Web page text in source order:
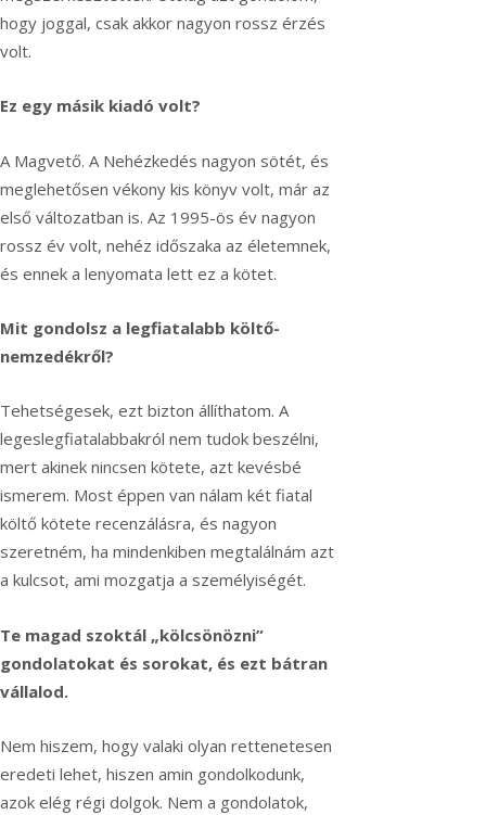
hogy joggal, csak akkor nagyon rossz érzés
volt.
Ez egy másik kiadó volt?
A Magvető. A Nehézkedés nagyon sötét, és
meglehetősen vékony kis könyv volt, már az
első változatban is. Az 1995-ös év nagyon
rossz év volt, nehéz időszaka az életemnek,
és ennek a lenyomata lett ez a kötet.
Mit gondolsz a legfiatalabb költő-
nemzedékről?
Tehetségesek, ezt bizton állíthatom. A
legeslegfiatalabbakról nem tudok beszélni,
mert akinek nincsen kötete, azt kevésbé
ismerem. Most éppen van nálam két fiatal
költő kötete recenzálásra, és nagyon
szeretném, ha mindenkiben megtalálnám azt
a kulcsot, ami mozgatja a személyiségét.
Te magad szoktál „kölcsönözni”
gondolatokat és sorokat, és ezt bátran
vállalod.
Nem hiszem, hogy valaki olyan rettenetesen
eredeti lehet, hiszen amin gondolkodunk,
azok elég régi dolgok. Nem a gondolatok,